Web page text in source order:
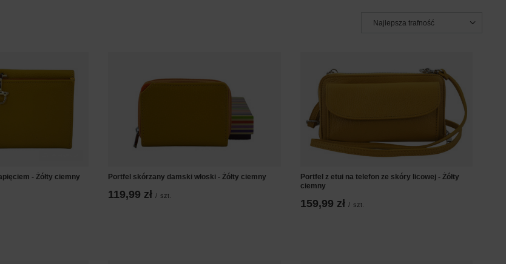
Zmień sortowanie
Najlepsza trafność
- Żółty ciemny Portfel skórzany damski włoski - Żółty ciemny
119,99 zł / szt.
Portfel z etui na telefon ze skóry licowej - Żółty
ciemny
159,99 zł / szt.